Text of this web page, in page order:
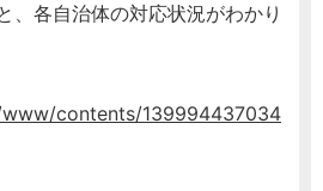
、各自治体の対応状況がわかり
contents/139994437034